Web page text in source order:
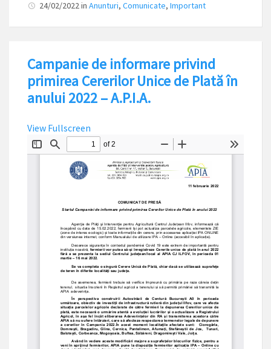
24/02/2022in Anunturi, Comunicate, Important
Campanie de informare privind
primirea Cererilor Unice de Plată în
anului 2022 – A.P.I.A.
View Fullscreen